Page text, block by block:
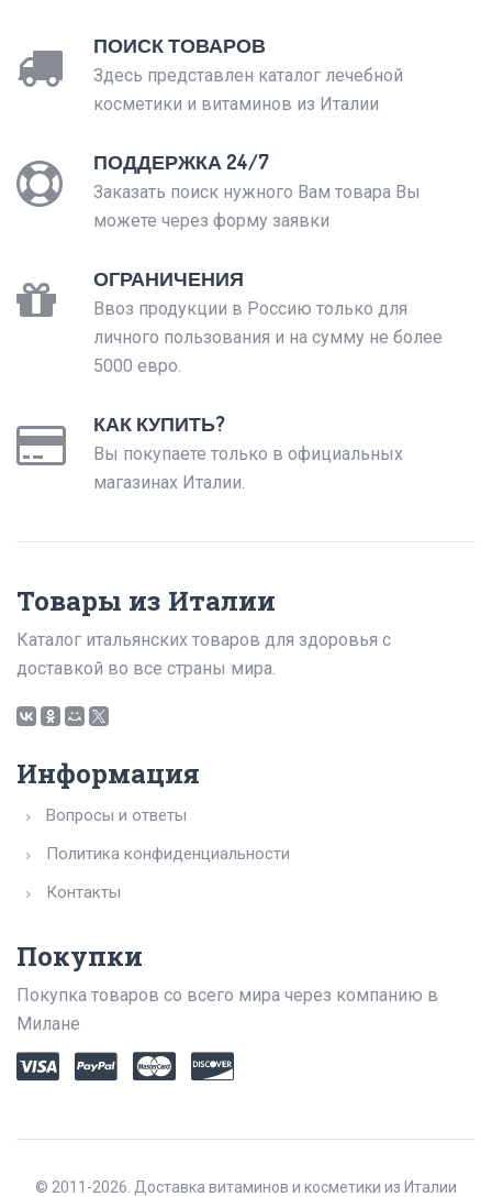
ПОИСК ТОВАРОВ
Здесь представлен каталог лечебной
косметики и витаминов из Италии
ПОДДЕРЖКА 24/7
Заказать поиск нужного Вам товара Вы
можете через форму заявки
ОГРАНИЧЕНИЯ
Ввоз продукции в Россию только для
личного пользования и на сумму не более
5000 евро.
КАК КУПИТЬ?
Вы покупаете только в официальных
магазинах Италии.
Товары из Италии
Каталог итальянских товаров для здоровья с
доставкой во все страны мира.
Информация
Вопросы и ответы
Политика конфиденциальности
Контакты
Покупки
Покупка товаров со всего мира через компанию в
Милане
© 2011-2026. Доставка витаминов и косметики из Италии